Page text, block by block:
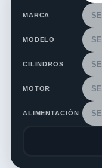
MARCA
MODELO
CILINDROS
MOTOR
ALIMENTACIÓN